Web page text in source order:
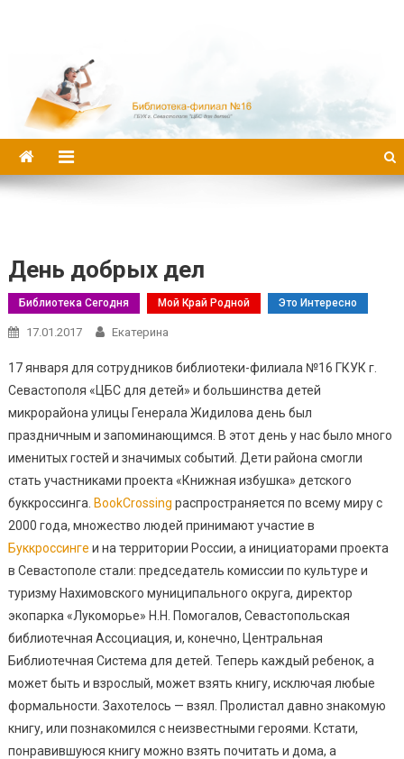
День добрых дел
Библиотека Сегодня Мой Край Родной Это Интересно
17.01.2017 Екатерина
17 января для сотрудников библиотеки-филиала №16 ГКУК г.
Севастополя «ЦБС для детей» и большинства детей
микрорайона улицы Генерала Жидилова день был
праздничным и запоминающимся. В этот день у нас было много
именитых гостей и значимых событий. Дети района смогли
стать участниками проекта «Книжная избушка» детского
буккроссинга. BookCrossing распространяется по всему миру с
2000 года, множество людей принимают участие в
Буккроссинге и на территории России, а инициаторами проекта
в Севастополе стали: председатель комиссии по культуре и
туризму Нахимовского муниципального округа, директор
экопарка «Лукоморье» Н.Н. Помогалов, Севастопольская
библиотечная Ассоциация, и, конечно, Центральная
Библиотечная Система для детей. Теперь каждый ребенок, а
может быть и взрослый, может взять книгу, исключая любые
формальности. Захотелось — взял. Пролистал давно знакомую
книгу, или познакомился с неизвестными героями. Кстати,
понравившуюся книгу можно взять почитать и дома, а